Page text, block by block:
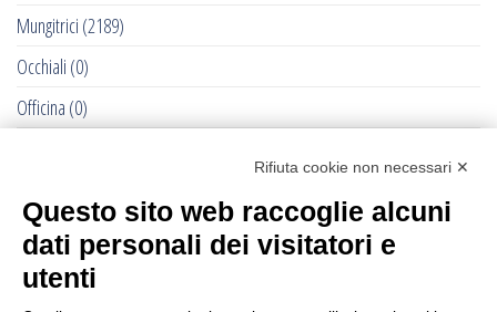
Mungitrici (2189)
Occhiali (0)
Officina (0)
Recinti Elettrici e Elettrificatori(877)
Ricambi Allattatrici Forster
Rifiuta cookie non necessari ✕
Questo sito web raccoglie alcuni
dati personali dei visitatori e
utenti